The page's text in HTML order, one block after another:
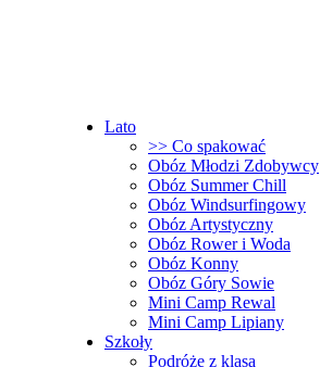
Lato
>> Co spakować
Obóz Młodzi Zdobywcy
Obóz Summer Chill
Obóz Windsurfingowy
Obóz Artystyczny
Obóz Rower i Woda
Obóz Konny
Obóz Góry Sowie
Mini Camp Rewal
Mini Camp Lipiany
Szkoły
Podróże z klasą